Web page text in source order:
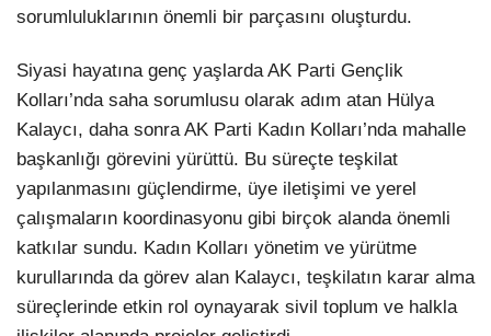
sorumluluklarının önemli bir parçasını oluşturdu.
Siyasi hayatına genç yaşlarda AK Parti Gençlik
Kolları’nda saha sorumlusu olarak adım atan Hülya
Kalaycı, daha sonra AK Parti Kadın Kolları’nda mahalle
başkanlığı görevini yürüttü. Bu süreçte teşkilat
yapılanmasını güçlendirme, üye iletişimi ve yerel
çalışmaların koordinasyonu gibi birçok alanda önemli
katkılar sundu. Kadın Kolları yönetim ve yürütme
kurullarında da görev alan Kalaycı, teşkilatın karar alma
süreçlerinde etkin rol oynayarak sivil toplum ve halkla